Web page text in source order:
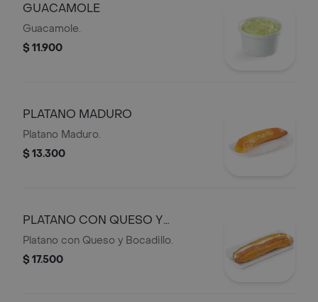
GUACAMOLE
Guacamole.
$ 11.900
PLATANO MADURO
Platano Maduro.
$ 13.300
PLATANO CON QUESO Y
BOCADILLO
Platano con Queso y Bocadillo.
$ 17.500